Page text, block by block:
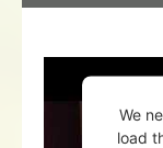
We
load